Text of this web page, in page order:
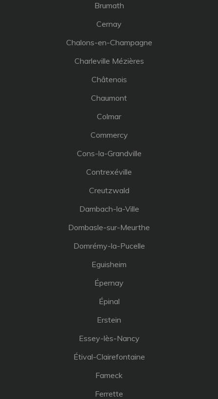
Brumath
Cernay
Chalons-en-Champagne
Charleville Mézières
Châtenois
Chaumont
Colmar
Commercy
Cons-la-Grandville
Contrexéville
Creutzwald
Dambach-la-Ville
Dombasle-sur-Meurthe
Domrémy-la-Pucelle
Eguisheim
Épernay
Épinal
Erstein
Essey-lès-Nancy
Étival-Clairefontaine
Fameck
Ferrette